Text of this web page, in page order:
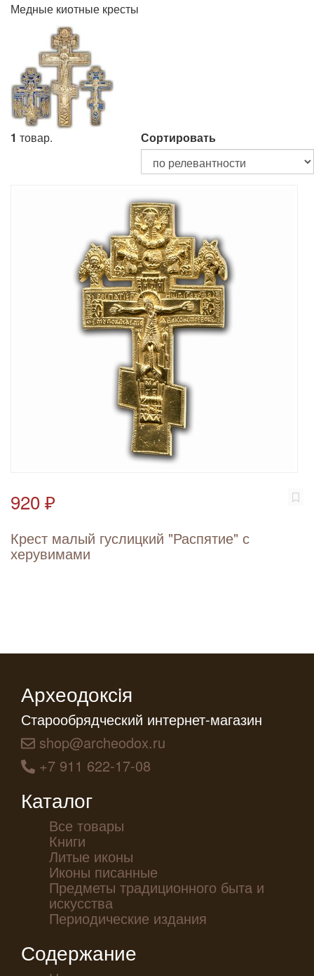
Медные киотные кресты
1 товар. Сортировать
920 ₽
Крест малый гуслицкий "Распятие" с
херувимами
Археодоксiя
Старообрядческий интернет-магазин
shop@archeodox.ru
+7 911 622-17-08
Каталог
Все товары
Книги
Литые иконы
Иконы писанные
Предметы традиционного быта и
искусства
Периодические издания
Содержание